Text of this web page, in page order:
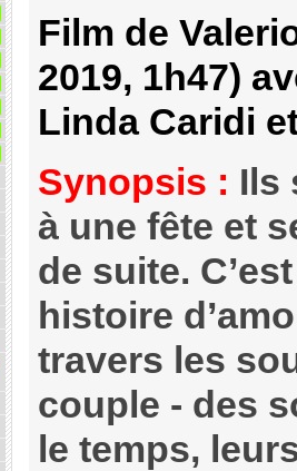
Film de
2019, 1h47)
Linda Caridi
Synopsis : Ils
à une fête et
de suite.
histoire
travers les
couple - des
le temps,